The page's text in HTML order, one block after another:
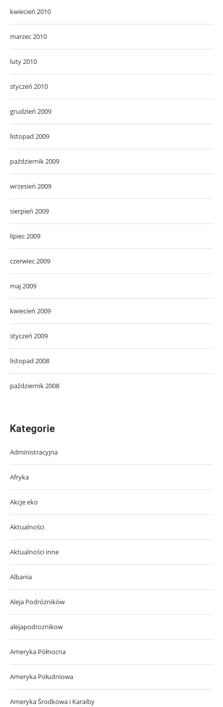
kwiecień 2010
marzec 2010
luty 2010
styczeń 2010
grudzień 2009
listopad 2009
październik 2009
wrzesień 2009
sierpień 2009
lipiec 2009
czerwiec 2009
maj 2009
kwiecień 2009
styczeń 2009
listopad 2008
październik 2008
Kategorie
Administracyjna
Afryka
Akcje eko
Aktualności
Aktualności inne
Albania
Aleja Podróżników
alejapodroznikow
Ameryka Północna
Ameryka Południowa
Ameryka Środkowa i Karaiby